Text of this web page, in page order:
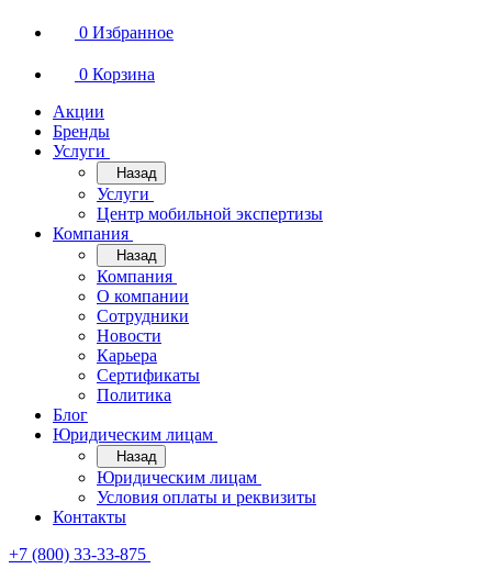
0 Избранное
0 Корзина
Акции
Бренды
Услуги
Назад
Услуги
Центр мобильной экспертизы
Компания
Назад
Компания
О компании
Сотрудники
Новости
Карьера
Сертификаты
Политика
Блог
Юридическим лицам
Назад
Юридическим лицам
Условия оплаты и реквизиты
Контакты
+7 (800) 33-33-875